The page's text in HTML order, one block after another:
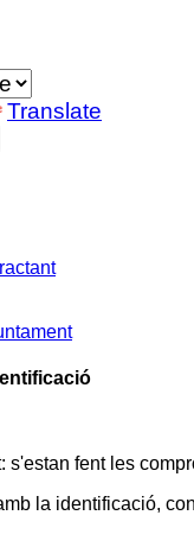
Translate
s'estan fent les
la identificació,